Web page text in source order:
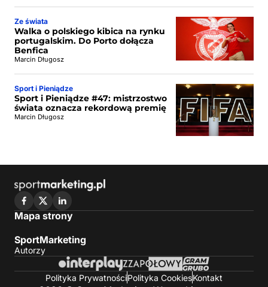
Ze świata
Walka o polskiego kibica na rynku
portugalskim. Do Porto dołącza
Benfica
Marcin Długosz
Sport i Pieniądze
Sport i Pieniądze #47: mistrzostwo
świata oznacza rekordową premię
Marcin Długosz
Mapa strony
SportMarketing
Autorzy
Polityka PrywatnościPolityka CookiesKontakt